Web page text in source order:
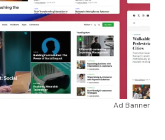
Ad Banner